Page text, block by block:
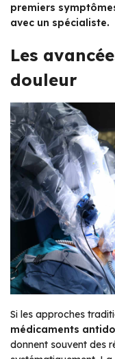
premiers
avec un spécialiste.
Les
douleur
Si les approches
médicaments
donnent souvent des